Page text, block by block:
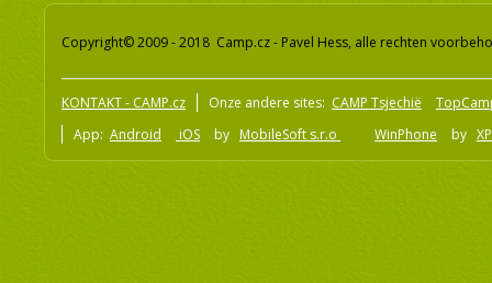
Copyright© 2009 - 2018 Camp.cz - Pavel Hess, alle rechten
KONTAKT - CAMP.cz Onze andere sites: CAMP Tsjechië
App: Android iOS by MobileSoft s.r.o WinPhone by